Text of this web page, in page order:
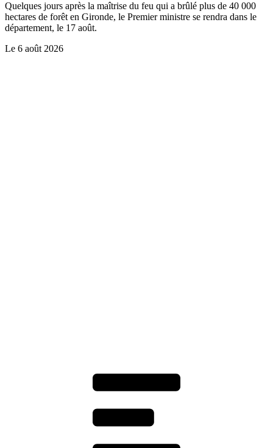
Quelques jours après la maîtrise du feu qui a brûlé plus de 40 000
hectares de forêt en Gironde, le Premier ministre se rendra dans le
département, le 17 août.
Le 6 août 2026